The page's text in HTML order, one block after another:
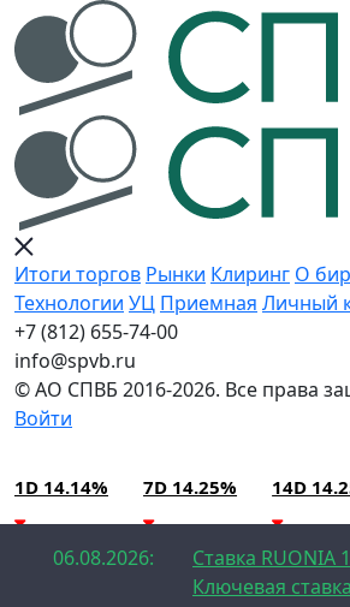
Итоги торгов Рынки Клиринг О
Технологии УЦ Приемная Личный
+7 (812) 655-74-00
info@spvb.ru
© АО СПВБ 2016-2026. Все права
Войти
1D 14.14%
7D 14.25% 14D
06.08.2026:
Ставка RUONIA
Ключевая